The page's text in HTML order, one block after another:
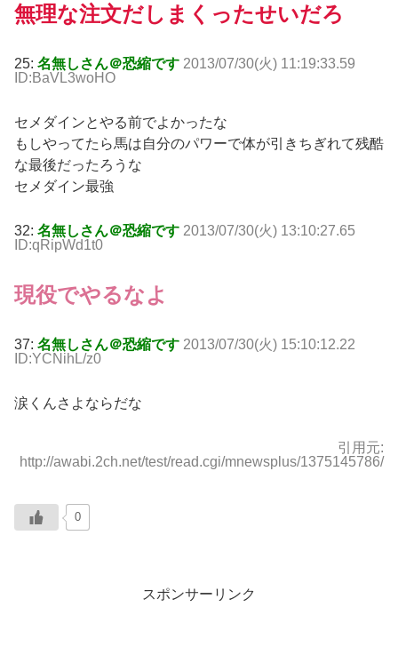
無理な注文だしまくったせいだろ
25: 名無しさん＠恐縮です 2013/07/30(火) 11:19:33.59
ID:BaVL3woHO
セメダインとやる前でよかったな
もしやってたら馬は自分のパワーで体が引きちぎれて残酷
な最後だったろうな
セメダイン最強
32: 名無しさん＠恐縮です 2013/07/30(火) 13:10:27.65
ID:qRipWd1t0
現役でやるなよ
37: 名無しさん＠恐縮です 2013/07/30(火) 15:10:12.22
ID:YCNihL/z0
涙くんさよならだな
引用元:
http://awabi.2ch.net/test/read.cgi/mnewsplus/1375145786/
0
スポンサーリンク